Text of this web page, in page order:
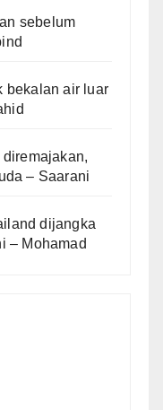
sebelum
bekalan air luar
– Saarani
dijangka
– Mohamad